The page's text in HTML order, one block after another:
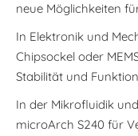
neue Möglichkeiten
In Elektronik und
Chipsockel oder
Stabilität und
In der Mikrofluidik
microArch S240 für